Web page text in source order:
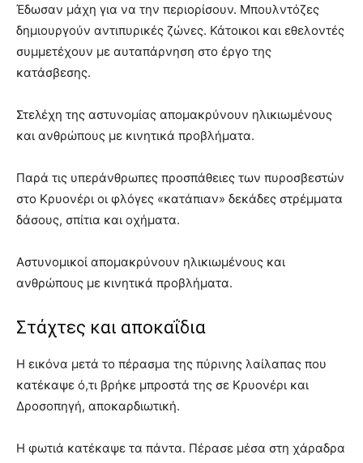
Έδωσαν μάχη για να την περιορίσουν. Μπουλντόζες
δημιουργούν αντιπυρικές ζώνες. Κάτοικοι και εθελοντές
συμμετέχουν με αυταπάρνηση στο έργο της
κατάσβεσης.
Στελέχη της αστυνομίας απομακρύνουν ηλικιωμένους
και ανθρώπους με κινητικά προβλήματα.
Παρά τις υπεράνθρωπες προσπάθειες των πυροσβεστών
στο Κρυονέρι οι φλόγες «κατάπιαν» δεκάδες στρέμματα
δάσους, σπίτια και οχήματα.
Αστυνομικοί απομακρύνουν ηλικιωμένους και
ανθρώπους με κινητικά προβλήματα.
Στάχτες και αποκαΐδια
Η εικόνα μετά το πέρασμα της πύρινης λαίλαπας που
κατέκαψε ό,τι βρήκε μπροστά της σε Κρυονέρι και
Δροσοπηγή, αποκαρδιωτική.
Η φωτιά κατέκαψε τα πάντα. Πέρασε μέσα στη χάραδρα